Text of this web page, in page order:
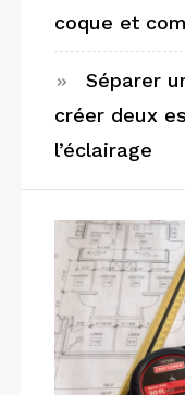
coque et
Séparer
créer deux
l’éclairage